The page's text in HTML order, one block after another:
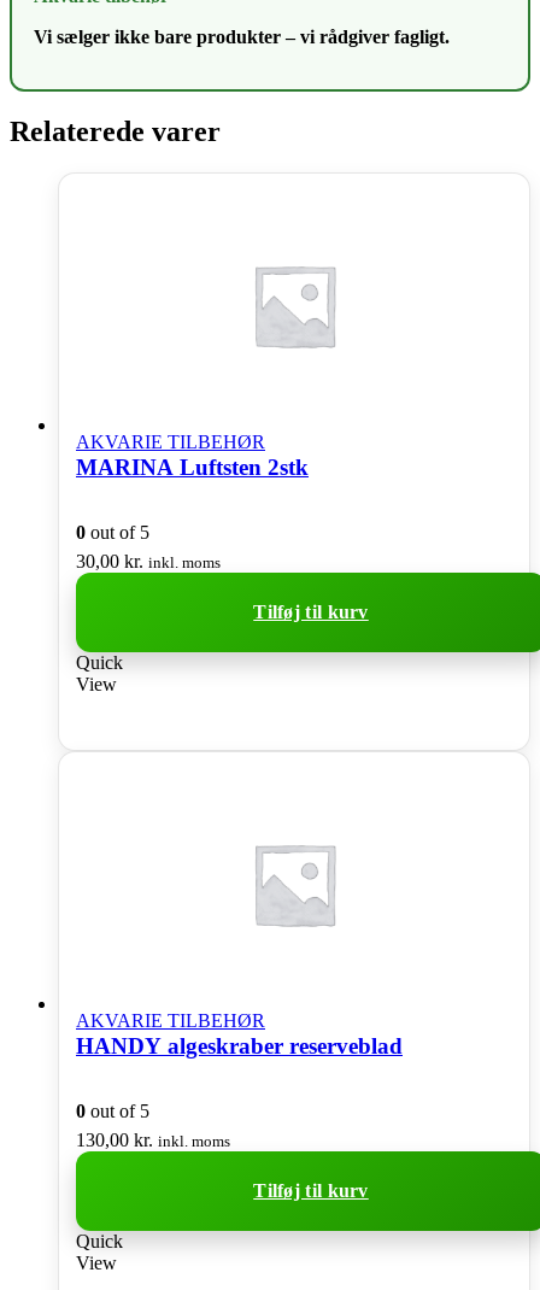
Vi sælger ikke bare produkter – vi rådgiver fagligt.
Relaterede varer
AKVARIE TILBEHØR
MARINA Luftsten 2stk
0 out of 5
30,00 kr. inkl. moms
Tilføj til kurv
Quick
View
AKVARIE TILBEHØR
HANDY algeskraber reserveblad
0 out of 5
130,00 kr. inkl. moms
Tilføj til kurv
Quick
View